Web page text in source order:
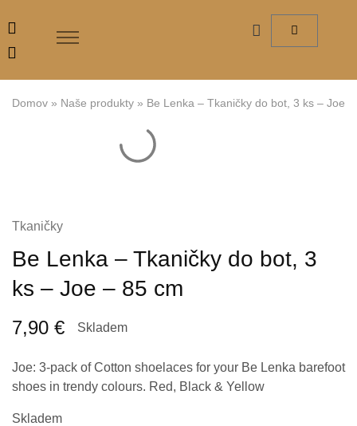
Domov » Naše produkty » Be Lenka – Tkaničky do bot, 3 ks – Joe
Tkaničky
Be Lenka – Tkaničky do bot, 3
ks – Joe – 85 cm
7,90 € Skladem
Joe: 3-pack of Cotton shoelaces for your Be Lenka barefoot
shoes in trendy colours. Red, Black & Yellow
Skladem